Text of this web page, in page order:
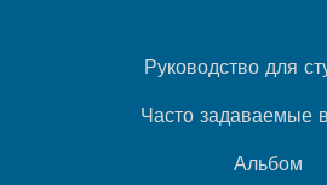
Руководство для
Часто задаваемые
Альбом